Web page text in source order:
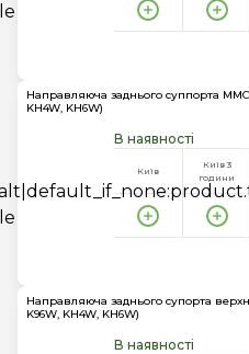
Направляюча заднього суппорта MMC
KH4W, KH6W)
В наявності
Київ
Київ 3
години
Направляюча заднього супорта
K96W, KH4W, KH6W)
В наявності